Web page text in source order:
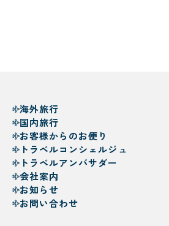
海外旅行
国内旅行
お客様からのお便り
トラベルコンシェルジュ
トラベルアンバサダー
会社案内
お知らせ
お問い合わせ